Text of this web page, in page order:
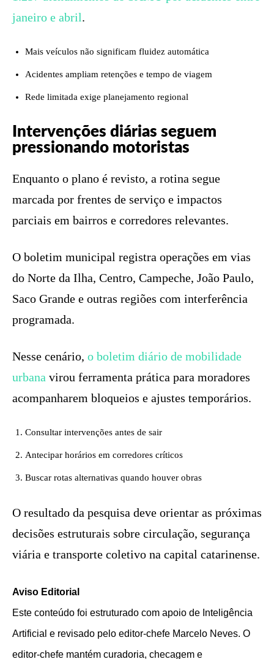
janeiro e abril.
Mais veículos não significam fluidez automática
Acidentes ampliam retenções e tempo de viagem
Rede limitada exige planejamento regional
Intervenções diárias seguem
pressionando motoristas
Enquanto o plano é revisto, a rotina segue
marcada por frentes de serviço e impactos
parciais em bairros e corredores relevantes.
O boletim municipal registra operações em vias
do Norte da Ilha, Centro, Campeche, João Paulo,
Saco Grande e outras regiões com interferência
programada.
Nesse cenário, o boletim diário de mobilidade
urbana virou ferramenta prática para moradores
acompanharem bloqueios e ajustes temporários.
Consultar intervenções antes de sair
Antecipar horários em corredores críticos
Buscar rotas alternativas quando houver obras
O resultado da pesquisa deve orientar as próximas
decisões estruturais sobre circulação, segurança
viária e transporte coletivo na capital catarinense.
Aviso Editorial
Este conteúdo foi estruturado com apoio de Inteligência
Artificial e revisado pelo editor-chefe Marcelo Neves. O
editor-chefe mantém curadoria, checagem e